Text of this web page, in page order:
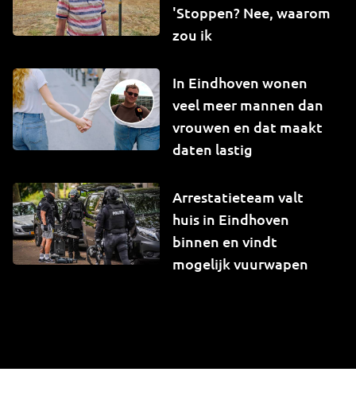
'Stoppen? Nee, waarom
zou ik
In Eindhoven wonen
veel meer mannen dan
vrouwen en dat maakt
daten lastig
Arrestatieteam valt
huis in Eindhoven
binnen en vindt
mogelijk vuurwapen